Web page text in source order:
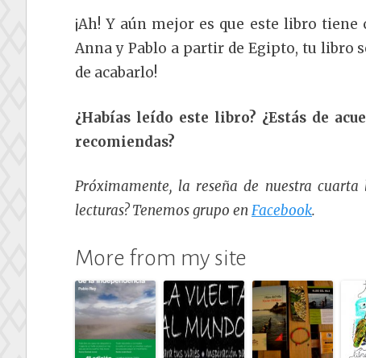
¡Ah! Y aún mejor es que este libro
Anna y Pablo a partir de Egipto, tu libro
de acabarlo!
¿Habías leído este libro? ¿Estás de
recomiendas?
Próximamente, la reseña de nuestra
lecturas? Tenemos grupo enFacebook.
More from my site